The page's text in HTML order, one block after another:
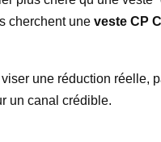
cherchent une veste CP
une réduction réelle,
un canal crédible.